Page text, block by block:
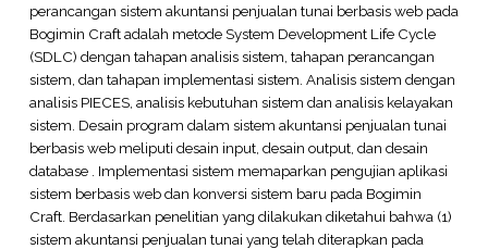
perancangan sistem akuntansi penjualan tunai berbasis web pada
Bogimin Craft adalah metode System Development Life Cycle
(SDLC) dengan tahapan analisis sistem, tahapan perancangan
sistem, dan tahapan implementasi sistem. Analisis sistem dengan
analisis PIECES, analisis kebutuhan sistem dan analisis kelayakan
sistem. Desain program dalam sistem akuntansi penjualan tunai
berbasis web meliputi desain input, desain output, dan desain
database . Implementasi sistem memaparkan pengujian aplikasi
sistem berbasis web dan konversi sistem baru pada Bogimin
Craft. Berdasarkan penelitian yang dilakukan diketahui bahwa (1)
sistem akuntansi penjualan tunai yang telah diterapkan pada